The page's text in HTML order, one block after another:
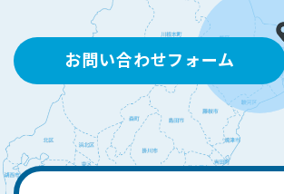
お問い合わせフォーム